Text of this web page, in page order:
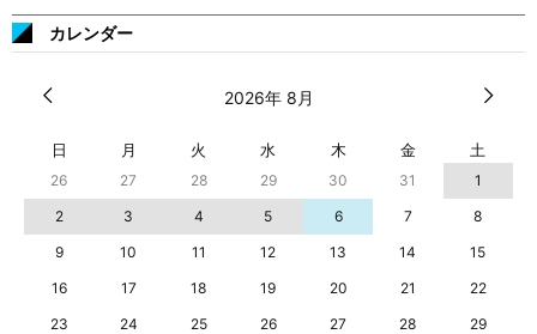
カレンダー
2026年 8月
日 月 火 水 木 金 土
26 27 28 29 30 31
1
2
3 4 5 6 7
8
9
10 11 12 13 14
15
16
17 18 19 20 21
22
23
24 25 26 27 28
29